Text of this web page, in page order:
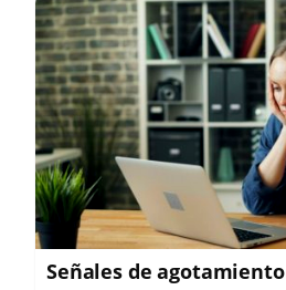
Señales de agotamiento